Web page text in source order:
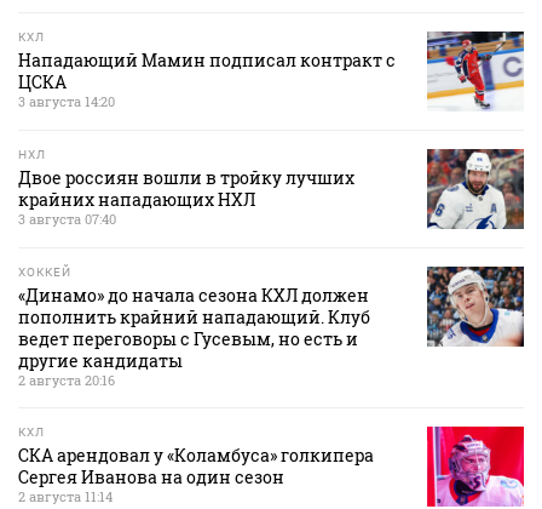
КХЛ
Нападающий Мамин подписал контракт с
ЦСКА
3 августа 14:20
НХЛ
Двое россиян вошли в тройку лучших
крайних нападающих НХЛ
3 августа 07:40
ХОККЕЙ
«Динамо» до начала сезона КХЛ должен
пополнить крайний нападающий. Клуб
ведет переговоры с Гусевым, но есть и
другие кандидаты
2 августа 20:16
КХЛ
СКА арендовал у «Коламбуса» голкипера
Сергея Иванова на один сезон
2 августа 11:14